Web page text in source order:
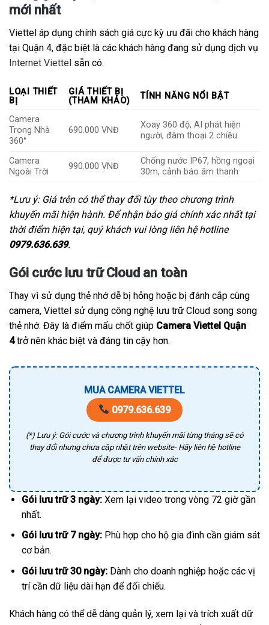
mới nhất
Viettel áp dụng chính sách giá cực kỳ ưu đãi cho khách hàng
tại Quận 4, đặc biệt là các khách hàng đang sử dụng dịch vụ
Internet Viettel sẵn có.
LOẠI THIẾT
BỊ
GIÁ THIẾT BỊ
(THAM KHẢO)
TÍNH NĂNG NỔI BẬT
Camera
Trong Nhà
360°
690.000 VNĐ
Xoay 360 độ, AI phát hiện
người, đàm thoại 2 chiều
Camera
Ngoài Trời
990.000 VNĐ
Chống nước IP67, hồng ngoại
30m, cảnh báo âm thanh
*Lưu ý: Giá trên có thể thay đổi tùy theo chương trình
khuyến mãi hiện hành. Để nhận báo giá chính xác nhất tại
thời điểm hiện tại, quý khách vui lòng liên hệ hotline
0979.636.639.
Gói cước lưu trữ Cloud an toàn
Thay vì sử dụng thẻ nhớ dễ bị hỏng hoặc bị đánh cắp cùng
camera, Viettel sử dụng công nghệ lưu trữ Cloud song song
thẻ nhớ. Đây là điểm mấu chốt giúp Camera Viettel Quận
4trở nên khác biệt và đáng tin cậy hơn.
MUA CAMERA VIETTEL
0979.636.639
(*) Lưu ý: Gói cước và chương trình khuyến mãi từng tháng sẽ có
thay đổi nhưng chưa cập nhật trên website- Hãy liên hệ hotline
để được tư vấn chính xác
Gói lưu trữ 3 ngày:Xem lại video trong vòng 72 giờ gần
nhất.
Gói lưu trữ 7 ngày:Phù hợp cho hộ gia đình cần giám sát
cơ bản.
Gói lưu trữ 30 ngày:Dành cho doanh nghiệp hoặc các vị
trí cần dữ liệu dài hạn để đối chiếu.
Khách hàng có thể dễ dàng quản lý, xem lại và trích xuất dữ